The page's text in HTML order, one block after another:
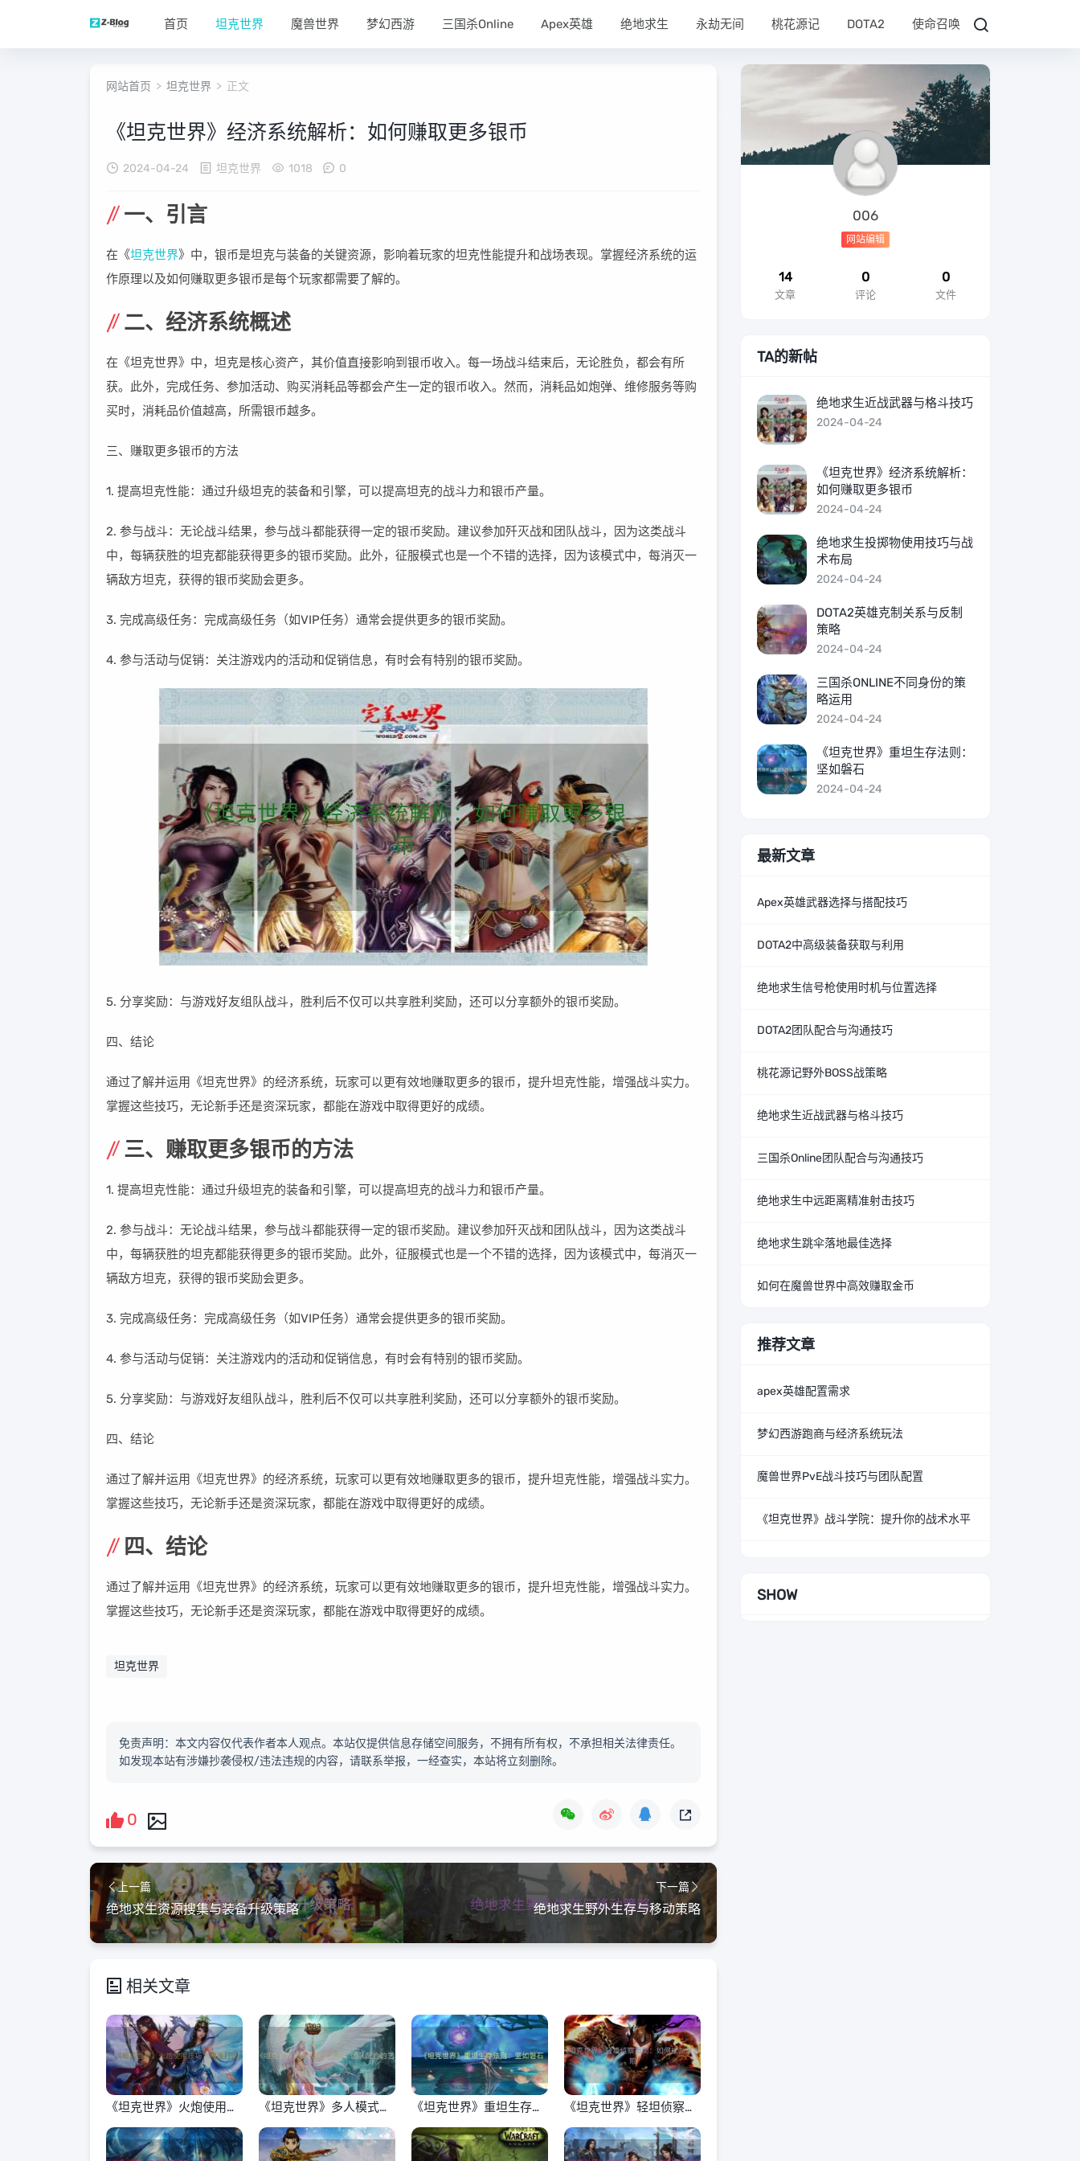
首页 坦克世界 魔兽世界 梦幻西游 三国杀Online Apex英雄 绝地求生 永劫无间 桃花源记 DOTA2 使命召唤
网站首页 > 坦克世界 > 正文
《坦克世界》经济系统解析：如何赚取更多银币
2024-04-24 坦克世界 1018 0
一、引言
在《坦克世界》中，银币是坦克与装备的关键资源，影响着玩家的坦克性能提升和战场表现。掌握经济系统的运
作原理以及如何赚取更多银币是每个玩家都需要了解的。
二、经济系统概述
在《坦克世界》中，坦克是核心资产，其价值直接影响到银币收入。每一场战斗结束后，无论胜负，都会有所
获。此外，完成任务、参加活动、购买消耗品等都会产生一定的银币收入。然而，消耗品如炮弹、维修服务等购
买时，消耗品价值越高，所需银币越多。
三、赚取更多银币的方法
1. 提高坦克性能：通过升级坦克的装备和引擎，可以提高坦克的战斗力和银币产量。
2. 参与战斗：无论战斗结果，参与战斗都能获得一定的银币奖励。建议参加歼灭战和团队战斗，因为这类战斗
中，每辆获胜的坦克都能获得更多的银币奖励。此外，征服模式也是一个不错的选择，因为该模式中，每消灭一
辆敌方坦克，获得的银币奖励会更多。
3. 完成高级任务：完成高级任务（如VIP任务）通常会提供更多的银币奖励。
4. 参与活动与促销：关注游戏内的活动和促销信息，有时会有特别的银币奖励。
5. 分享奖励：与游戏好友组队战斗，胜利后不仅可以共享胜利奖励，还可以分享额外的银币奖励。
四、结论
通过了解并运用《坦克世界》的经济系统，玩家可以更有效地赚取更多的银币，提升坦克性能，增强战斗实力。
掌握这些技巧，无论新手还是资深玩家，都能在游戏中取得更好的成绩。
三、赚取更多银币的方法
1. 提高坦克性能：通过升级坦克的装备和引擎，可以提高坦克的战斗力和银币产量。
2. 参与战斗：无论战斗结果，参与战斗都能获得一定的银币奖励。建议参加歼灭战和团队战斗，因为这类战斗
中，每辆获胜的坦克都能获得更多的银币奖励。此外，征服模式也是一个不错的选择，因为该模式中，每消灭一
辆敌方坦克，获得的银币奖励会更多。
3. 完成高级任务：完成高级任务（如VIP任务）通常会提供更多的银币奖励。
4. 参与活动与促销：关注游戏内的活动和促销信息，有时会有特别的银币奖励。
5. 分享奖励：与游戏好友组队战斗，胜利后不仅可以共享胜利奖励，还可以分享额外的银币奖励。
四、结论
通过了解并运用《坦克世界》的经济系统，玩家可以更有效地赚取更多的银币，提升坦克性能，增强战斗实力。
掌握这些技巧，无论新手还是资深玩家，都能在游戏中取得更好的成绩。
四、结论
通过了解并运用《坦克世界》的经济系统，玩家可以更有效地赚取更多的银币，提升坦克性能，增强战斗实力。
掌握这些技巧，无论新手还是资深玩家，都能在游戏中取得更好的成绩。
坦克世界
免责声明：本文内容仅代表作者本人观点。本站仅提供信息存储空间服务，不拥有所有权，不承担相关法律责任。
如发现本站有涉嫌抄袭侵权/违法违规的内容，请联系举报，一经查实，本站将立刻删除。
0
上一篇
绝地求生资源搜集与装备升级策略
下一篇
绝地求生野外生存与移动策略
相关文章
《坦克世界》火炮使用技
巧：精准打击
《坦克世界》多人模式攻
略：团队配合的艺术
《坦克世界》重坦生存法
则：坚如磐石
《坦克世界》轻坦侦察指
南：如何成为战场之眼
006
网站编辑
14
文章
0
评论
0
文件
TA的新帖
绝地求生近战武器与格斗技巧
2024-04-24
《坦克世界》经济系统解析：
如何赚取更多银币
2024-04-24
绝地求生投掷物使用技巧与战
术布局
2024-04-24
DOTA2英雄克制关系与反制
策略
2024-04-24
三国杀ONLINE不同身份的策
略运用
2024-04-24
《坦克世界》重坦生存法则：
坚如磐石
2024-04-24
最新文章
Apex英雄武器选择与搭配技巧
DOTA2中高级装备获取与利用
绝地求生信号枪使用时机与位置选择
DOTA2团队配合与沟通技巧
桃花源记野外BOSS战策略
绝地求生近战武器与格斗技巧
三国杀Online团队配合与沟通技巧
绝地求生中远距离精准射击技巧
绝地求生跳伞落地最佳选择
如何在魔兽世界中高效赚取金币
推荐文章
apex英雄配置需求
梦幻西游跑商与经济系统玩法
魔兽世界PvE战斗技巧与团队配置
《坦克世界》战斗学院：提升你的战术水平
SHOW